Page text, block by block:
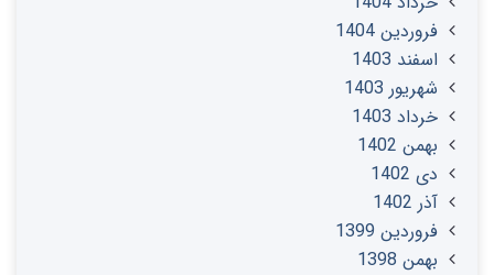
فروردین 1404
اسفند 1403
شهریور 1403
خرداد 1403
بهمن 1402
دی 1402
آذر 1402
فروردین 1399
بهمن 1398